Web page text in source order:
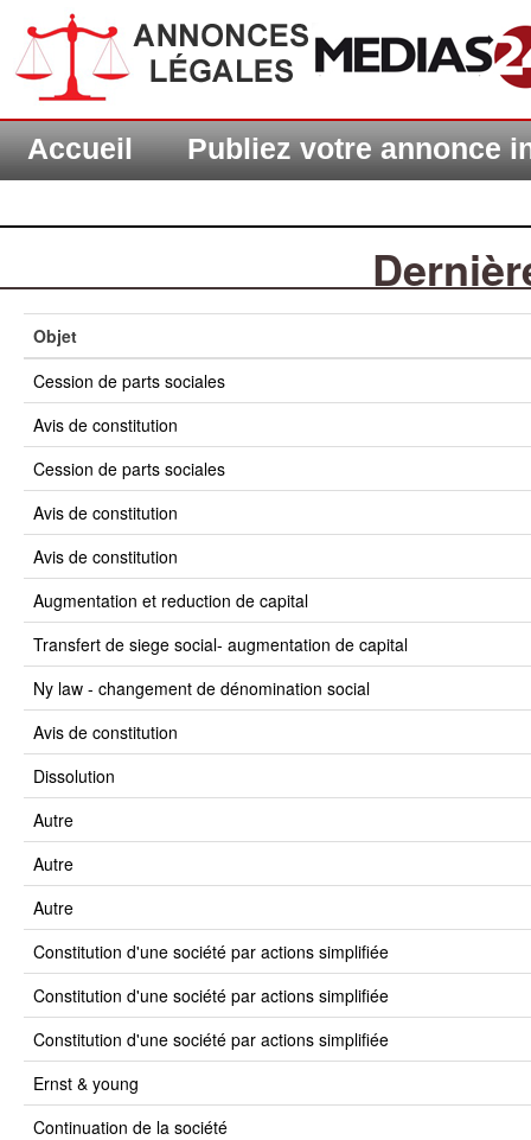
Accueil Publiez votre annonce
Objet
cession de parts sociales
avis de constitution
cession de parts sociales
avis de constitution
avis de constitution
augmentation et reduction de capital
transfert de siege social- augmentation de capital
ny law - changement de dénomination social
avis de constitution
dissolution
autre
autre
autre
constitution d'une société par actions simplifiée
constitution d'une société par actions simplifiée
constitution d'une société par actions simplifiée
ernst & young
continuation de la société